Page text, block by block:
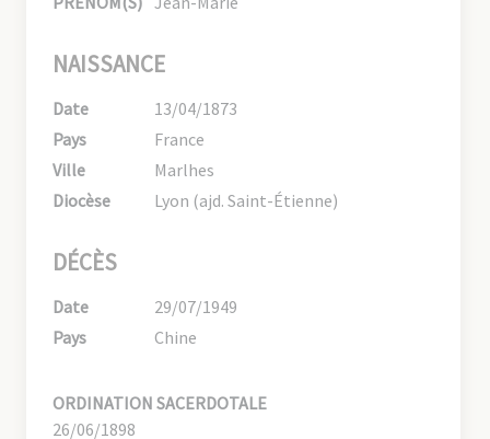
NAISSANCE
Date
13/04/1873
Pays
France
Ville
Marlhes
Diocèse
Lyon (ajd. Saint-Étienne)
DÉCÈS
Date
29/07/1949
Pays
Chine
ORDINATION SACERDOTALE
26/06/1898